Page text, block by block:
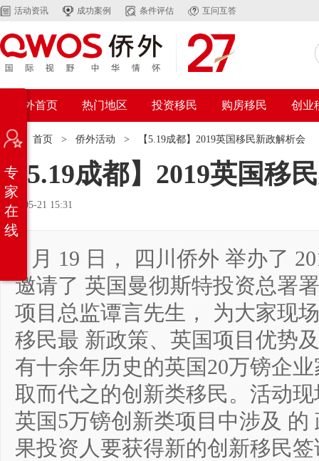
活动资讯 成功案例 条件评估 互问互答
侨外首页 热门地区 投资移民 购房移民 创业
位置： 首页 > 侨外活动 > 【5.19成都】2019英国移民新政解析会
【5.19成都】2019英国移
2019-05-21 15:31
5 月 19 日， 四川侨外 举办了
邀请了 英国曼彻斯特投资总署
项目总监谭言先生， 为大家现
移民最 新政策、英国项目优势
有十余年历史的英国20万镑企
取而代之的创新类移民。活动
英国5万镑创新类项目中涉及
果投资人要获得新的创新移民
专
家
在
线